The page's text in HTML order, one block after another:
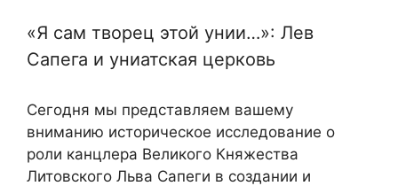
«Я сам творец этой унии…»: Лев
Сапега и униатская церковь
Сегодня мы представляем вашему
вниманию историческое исследование о
роли канцлера Великого Княжества
Литовского Льва Сапеги в создании и